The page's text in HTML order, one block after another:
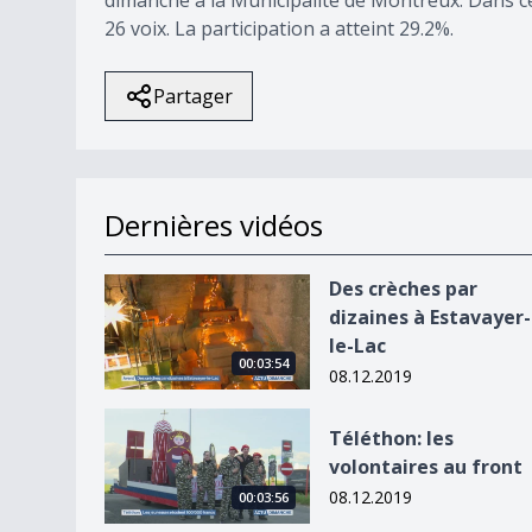
26 voix. La participation a atteint 29.2%.
Partager
Dernières vidéos
Des crèches par dizaines à Estavayer-le-Lac
00:03:54
Des crèches par
dizaines à Estavayer-
le-Lac
08.12.2019
Téléthon: les volontaires au front
00:03:56
Téléthon: les
volontaires au front
08.12.2019